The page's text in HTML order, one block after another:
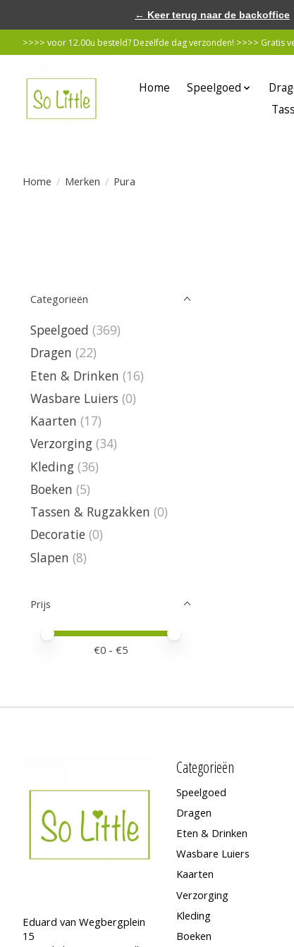
>>>> voor 12.00u besteld? Dezelfde dag verzonden! >>>> Gratis
Home Speelgoed
Home / Merken / Pura
Categorieën
Speelgoed (369)
Dragen (22)
Eten & Drinken (16)
Wasbare Luiers (0)
Kaarten (17)
Verzorging (34)
Kleding (36)
Boeken (5)
Tassen & Rugzakken (0)
Decoratie (0)
Slapen (8)
Prijs
Minimale prijswaarde
Price maximum value
€0 - €5
Eduard van Wegbergplein
15
Categorieën
Speelgoed
Dragen
Eten & Drinken
Wasbare Luiers
Kaarten
Verzorging
Kleding
Boeken
← Keer terug naar de backoffice